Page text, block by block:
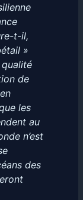
t-il,
»
qualité
de
les
au
n’est
des